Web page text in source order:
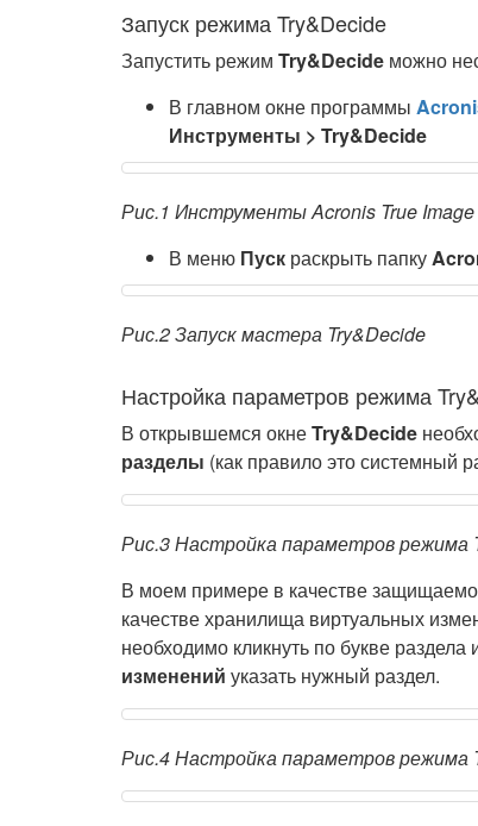
Запуск режима Try&Decide
Запустить режим Try&Decide можно
В главном окне программы
Инструменты > Try&Decide
Рис.1 Инструменты Acronis True
В меню Пуск раскрыть папку
Рис.2 Запуск мастера Try&Decide
Настройка параметров режима
В открывшемся окнеTry&Decide
разделы (как правило это системный
Рис.3 Настройка параметров режима
В моем примере в качестве
качестве хранилища виртуальных
необходимо кликнуть по букве
изменений указать нужный раздел.
Рис.4 Настройка параметров режима